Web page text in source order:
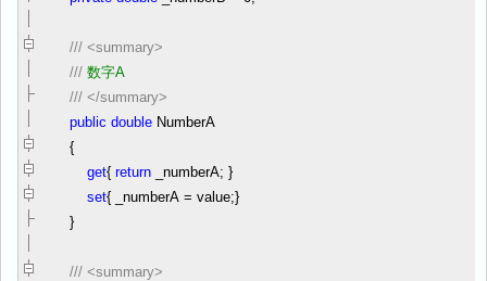
/// <summary>
/// 数字A
/// </summary>
public double NumberA
{
get{ return _numberA; }
set{ _numberA = value;}
}
/// <summary>